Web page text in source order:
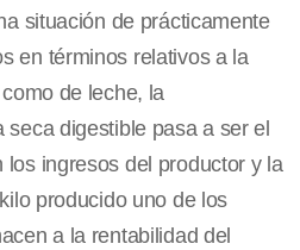
situación de prácticamente
en términos relativos a la
de leche, la
digestible pasa a ser el
ingresos del productor y la
producido uno de los
a la rentabilidad del